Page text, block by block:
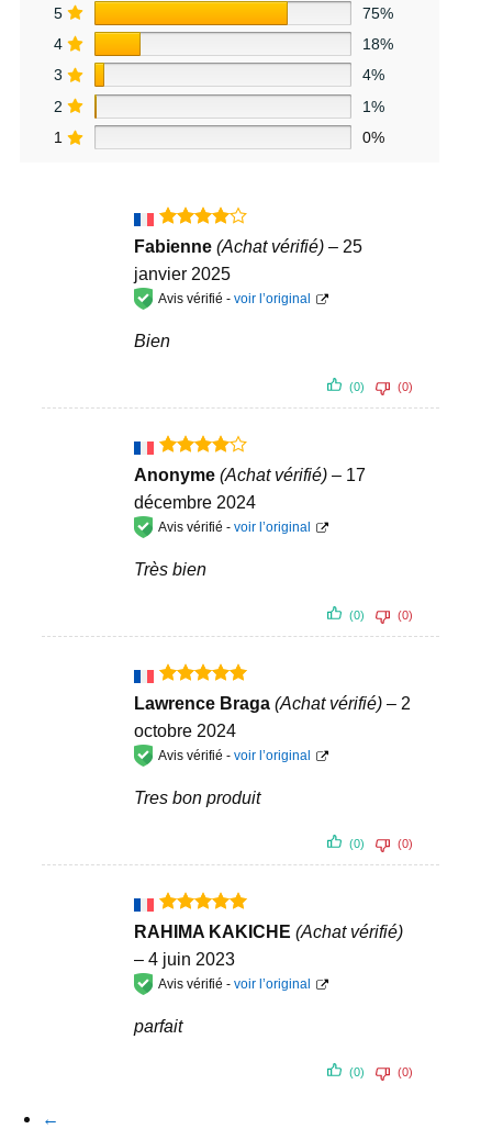
5
75%
4
18%
3
4%
2
1%
1
0%
Note4
Fabienne(Achat vérifié) – 25
janvier 2025
Avis vérifié -voir l’original
Bien
(0) (0)
Note4
sur 5
Anonyme(Achat vérifié) – 17
décembre 2024
Avis vérifié -voir l’original
Très bien
(0) (0)
Note5sur
Lawrence Braga(Achat vérifié) – 2
octobre 2024
Avis vérifié -voir l’original
Tres bon produit
(0) (0)
Note 5sur
RAHIMA KAKICHE(Achat vérifié)
– 4 juin 2023
Avis vérifié -voir l’original
parfait
(0) (0)
←